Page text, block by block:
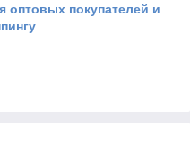
оптовых покупателей и